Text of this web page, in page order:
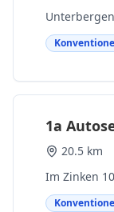
1a
20.5 km
Im Zinken